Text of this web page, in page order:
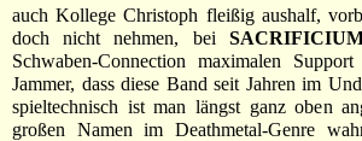
auch Kollege Christoph fleißig aushalf,
doch nicht nehmen, bei
Schwaben-Connection maximalen
Jammer, dass diese Band seit Jahren im
spieltechnisch ist man längst ganz oben
großen Namen im Deathmetal-Genre